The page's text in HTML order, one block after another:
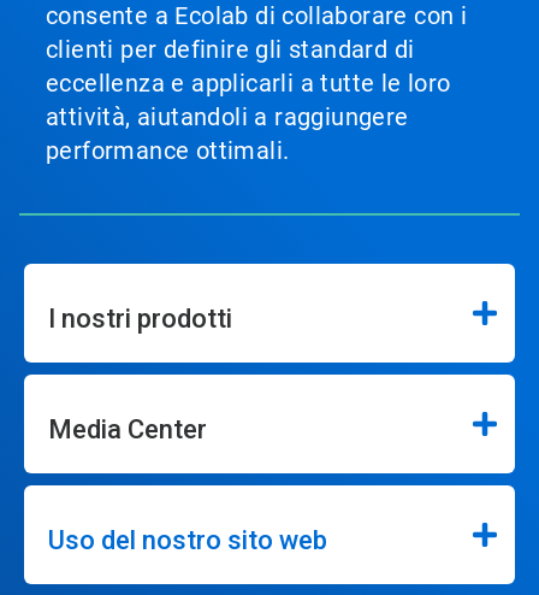
consente a Ecolab di collaborare con i
clienti per definire gli standard di
eccellenza e applicarli a tutte le loro
attività, aiutandoli a raggiungere
performance ottimali.
I nostri prodotti
Media Center
Uso del nostro sito web